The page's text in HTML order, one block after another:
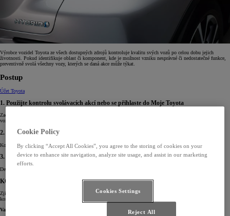
Výrobce vozidel Toyota ze všech dostupných zdrojů kontroluje kvalitu svých vozů po celou dobu jejich
životnosti. Pokud identifikuje oblast či komponent, kde je možnost vzniku nesprávné či nedostatečné funkce,
preventivně svolá všechny vozy, kterých se daná akce může týkat.
Postup
Účet Toyota
1. Použijte kontrolu svolávacích akcí nebo se přihlaste do Moje Toyota
Zadejte své identifikační číslo vozidla (VIN) do kontrolního pole, nebo se přihlaste a zjistěte, zda je vaše
vozidlo zahrnuto do svolávací akce.
2. Rezervujte servis
Kontaktujte autorizovaný servis Toyota a sjednejte si termín návštěvy.
3. Přivezte vozidlo na servis
Dealer Toyota se postará o vaše vozidlo, aby bylo v pořádku co nejdříve.
KONTROLA SVOLÁVACÍCH AKCÍ
Zjistěte, zda se vašeho vozu týká svolávací akce, ověřte to pomocí VIN, přihlaste se do Moje Toyota nebo
kontaktujte dealera
Vaše Toyota
Cookie Policy
By clicking “Accept All Cookies”, you agree to the storing of cookies on your
device to enhance site navigation, analyze site usage, and assist in our marketing
efforts.
Cookies Settings
Reject All